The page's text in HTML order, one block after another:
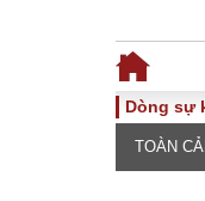
Dòng sự
TOÀN